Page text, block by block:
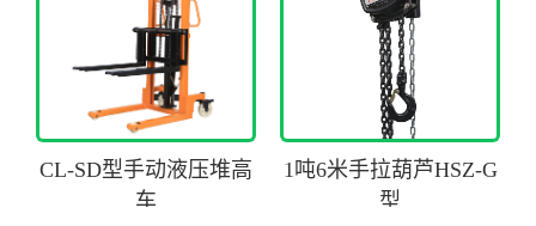
CL-SD型手动液压堆高
车
1吨6米手拉葫芦HSZ-G
型